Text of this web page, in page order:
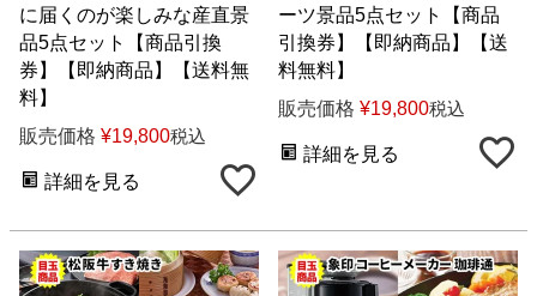
に届くのが楽しみな産直景
品5点セット【商品引換
券】【即納商品】【送料無
料】
販売価格 ¥19,800税込
詳細を見る
ーツ景品5点セット【商品
引換券】【即納商品】【送
料無料】
販売価格 ¥19,800税込
詳細を見る